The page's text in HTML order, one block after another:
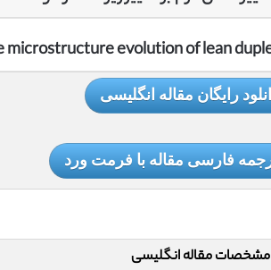
evolution of lean
رایگان مقاله انگلیسی
فارسی مقاله با فرمت ورد
مشخصات مقاله انگلیسی